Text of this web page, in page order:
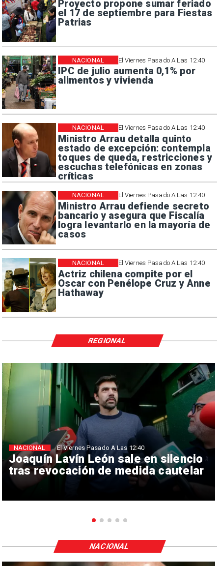
Proyecto propone sumar feriado
el 17 de septiembre para Fiestas
Patrias
El Viernes Pasado A Las 12:40
IPC de julio aumenta 0,1% por
alimentos y vivienda
NACIONAL
El Viernes Pasado A Las 12:40
Ministro Arrau detalla quinto
estado de excepción: contempla
toques de queda, restricciones y
escuchas telefónicas en zonas
críticas
NACIONAL
El Viernes Pasado A Las 12:40
Ministro Arrau defiende secreto
bancario y asegura que Fiscalía
logra levantarlo en la mayoría de
casos
NACIONAL
El Viernes Pasado A Las 12:40
Actriz chilena compite por el
Oscar con Penélope Cruz y Anne
Hathaway
NACIONAL
Joaquín Lavín León sale en silencio
tras revocación de medida cautelar
NACIONAL El Viernes Pasado A Las 12:40
REGIONAL
NACIONAL